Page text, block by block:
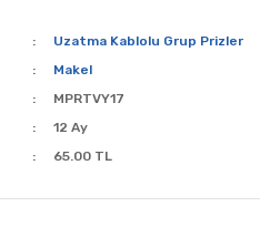
Uzatma Kablolu Grup Prizler
Makel
MPRTVY17
12 Ay
65.00 TL